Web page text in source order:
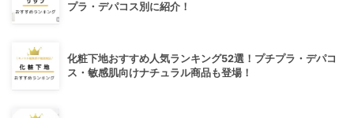
プラ・デパコス別に紹介！
化粧下地おすすめ人気ランキング52選！プチプラ・デパコ
ス・敏感肌向けナチュラル商品も登場！